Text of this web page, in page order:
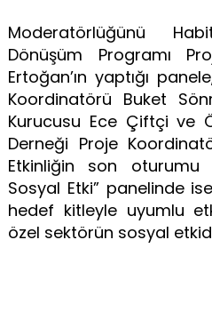
Moderatörlüğünü
Dönüşüm Programı
Ertoğan’ın yaptığı
Koordinatörü Buket
Kurucusu Ece Çiftçi ve
Derneği Proje
Etkinliğin son oturumu
Sosyal Etki” panelinde
hedef kitleyle uyumlu
özel sektörün sosyal